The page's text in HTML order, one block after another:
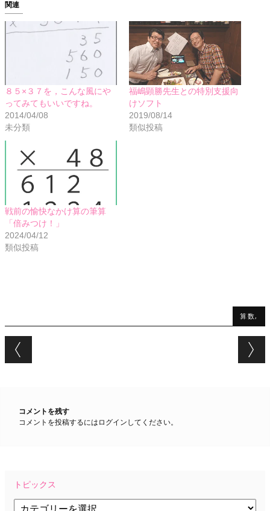
関連
８５×３７を，こんな風にや
ってみてもいいですね。
2014/04/08
未分類
福嶋顕勝先生との特別支援向
けソフト
2019/08/14
類似投稿
戦前の愉快なかけ算の筆算
「倍みつけ！」
2024/04/12
類似投稿
算数,
Post navigation
コメントを残す
コメントを投稿するには ログイン してください。
トピックス